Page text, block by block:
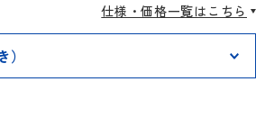
仕様・価格一覧はこちら